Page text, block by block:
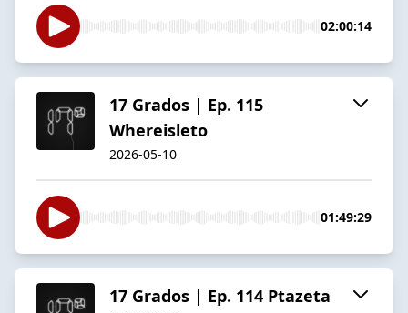
02:00:14
17 Grados | Ep. 115
Whereisleto
2026-05-10
01:49:29
17 Grados | Ep. 114 Ptazeta